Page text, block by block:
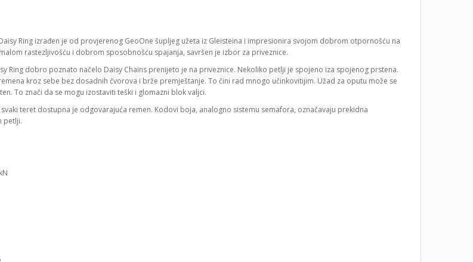
Ring izrađen je od provjerenog GeoOne šupljeg užeta iz Gleisteina i impresionira svojom dobrom otpornošću na
rastezljivošću i dobrom sposobnošću spajanja, savršen je izbor za priveznice.
Ring dobro poznato načelo Daisy Chains prenijeto je na priveznice. Nekoliko petlji je spojeno iza spojenog prstena.
kroz sebe bez dosadnih čvorova i brže premještanje. To čini rad mnogo učinkovitijim. Užad za oputu može se
To znači da se mogu izostaviti teški i glomazni blok valjci.
teret dostupna je odgovarajuća remen. Kodovi boja, analogno sistemu semafora, označavaju prekidna
petlji.